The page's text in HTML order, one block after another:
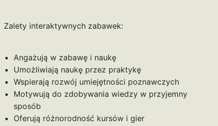
Zalety interaktywnych zabawek:
Angażują w zabawę i naukę
Umożliwiają naukę przez praktykę
Wspierają rozwój umiejętności poznawczych
Motywują do zdobywania wiedzy w przyjemny
sposób
Oferują różnorodność kursów i gier